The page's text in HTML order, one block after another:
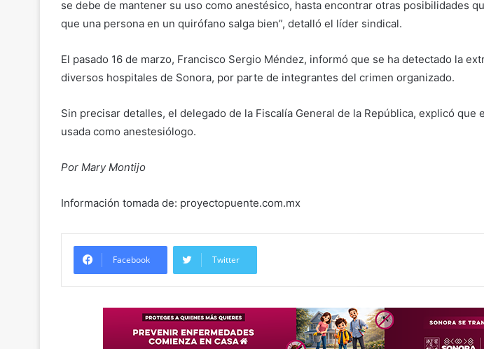
se debe de mantener su uso como anestésico, hasta encontrar otras posibilidades
que una persona en un quirófano salga bien”, detalló el líder sindical.
El pasado 16 de marzo, Francisco Sergio Méndez, informó que se ha detectado la
diversos hospitales de Sonora, por parte de integrantes del crimen organizado.
Sin precisar detalles, el delegado de la Fiscalía General de la República, explicó que
usada como anestesiólogo.
Por Mary Montijo
Información tomada de: proyectopuente.com.mx
Facebook Twitter